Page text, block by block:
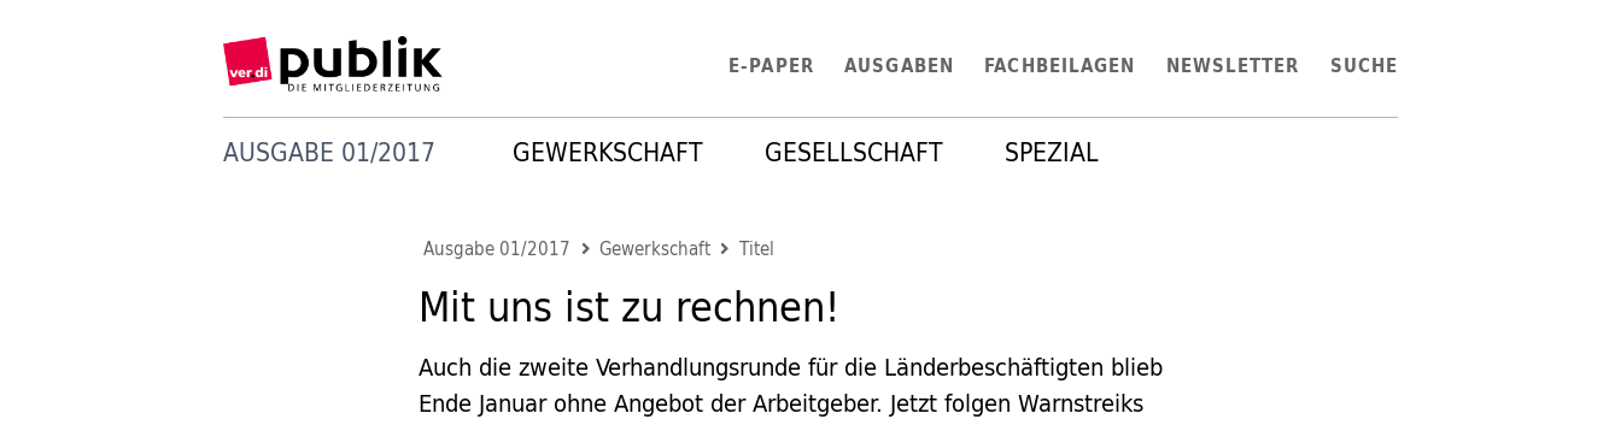
E-PAPER AUSGABEN FACHBEILAGEN NEWSLETTER SUCHE
AUSGABE 01/2017 GEWERKSCHAFT GESELLSCHAFT SPEZIAL
Ausgabe 01/2017 Gewerkschaft Titel
Mit uns ist zu rechnen!
Auch die zweite Verhandlungsrunde für die Länderbeschäftigten blieb
Ende Januar ohne Angebot der Arbeitgeber. Jetzt folgen Warnstreiks